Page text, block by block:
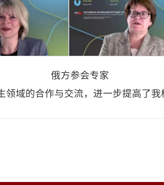
俄方参会专家
域的合作与交流，进一步提高了我